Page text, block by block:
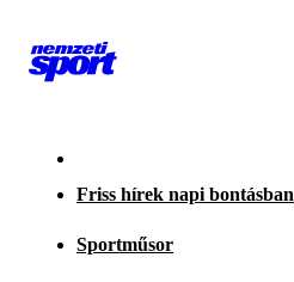
Friss hírek napi bontásban
Sportműsor